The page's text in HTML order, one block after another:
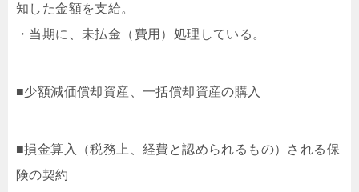
知した金額を支給。
・当期に、未払金（費用）処理している。
■少額減価償却資産、一括償却資産の購入
■損金算入（税務上、経費と認められるもの）される保
険の契約